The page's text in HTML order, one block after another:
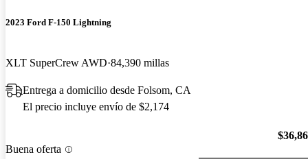
2023 Ford F-150 Lightning
XLT SuperCrew AWD 84,390 millas
Entrega a domicilio desde Folsom, CA
El precio incluye envío de $2,174
Buena oferta